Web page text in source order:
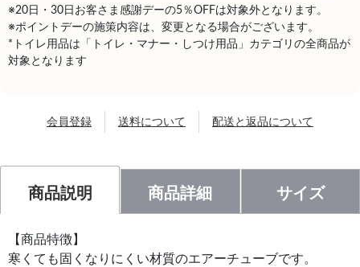
※20日・30日お客さま感謝デーの5％OFFは対象外となります。
※ポイントデーの施策内容は、変更となる場合がございます。
*トイレ用品は「トイレ・マナー・しつけ用品」カテゴリの全商品が
対象となります
会員登録 送料について 配送と返品について
商品説明 商品詳細 サイズ
【商品特徴】
寒くても固くなりにくい材質のエアーチューブです。